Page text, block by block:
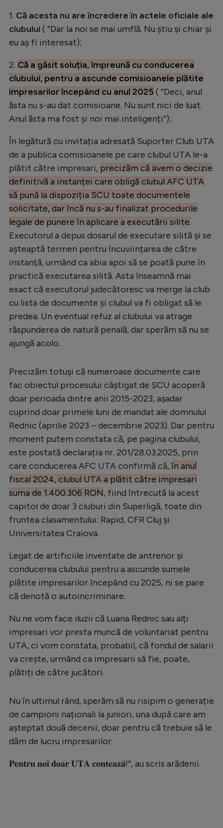
1. Că acesta nu are încredere în actele oficiale ale
clubului ( ”Dar la noi se mai umflă. Nu știu și chiar și
eu aș fi interesat);
2. Că a găsit soluția, împreună cu conducerea
clubului, pentru a ascunde comisioanele plătite
impresarilor începând cu anul 2025 ( ”Deci, anul
ăsta nu s-au dat comisioane. Nu sunt nici de luat.
Anul ăsta ma fost și noi mai inteligenți”);
În legătură cu invitația adresată Suporter Club UTA
de a publica comisioanele pe care clubul UTA le-a
plătit către impresari, precizăm că avem o decizie
definitivă a instanței care obligă clubul AFC UTA
să pună la dispoziția SCU toate documentele
solicitate, dar încă nu s-au finalizat procedurile
legale de punere în aplicare a executării silite.
Executorul a depus dosarul de executare silită și se
așteaptă termen pentru încuviințarea de către
instanță, urmând ca abia apoi să se poată pune în
practică executarea silită. Asta înseamnă mai
exact că executorul judecătoresc va merge la club
cu lista de documente și clubul va fi obligat să le
predea. Un eventual refuz al clubului va atrage
răspunderea de natură penală, dar sperăm să nu se
ajungă acolo.
Precizăm totuși că numeroase documente care
fac obiectul procesului câștigat de SCU acoperă
doar perioada dintre anii 2015-2023, așadar
cuprind doar primele luni de mandat ale domnului
Rednic (aprilie 2023 – decembrie 2023). Dar pentru
moment putem constata că, pe pagina clubului,
este postată declarația nr. 201/28.03.2025, prin
care conducerea AFC UTA confirmă că,în anul
fiscal 2024, clubul UTA a plătit către impresari
suma de 1.400.306 RON, fiind întrecută la acest
capitol de doar 3 cluburi din Superligă, toate din
fruntea clasamentului: Rapid, CFR Cluj și
Universitatea Craiova.
Legat de artificiile inventate de antrenor și
conducerea clubului pentru a ascunde sumele
plătite impresarilor începând cu 2025, ni se pare
că denotă o autoincriminare.
Nu ne vom face iluzii că Luana Rednic sau alți
impresari vor presta muncă de voluntariat pentru
UTA, ci vom constata, probabil, că fondul de salarii
va crește, urmând ca impresarii să fie, poate,
plătiți de către jucători.
Nu în ultimul rând, sperăm să nu risipim o generație
de campioni naționali la juniori, una după care am
așteptat două decenii, doar pentru că trebuie să le
dăm de lucru impresarilor.
𝐏𝐞𝐧𝐭𝐫𝐮 𝐧𝐨𝐢 𝐝𝐨𝐚𝐫 𝐔𝐓𝐀 𝐜𝐨𝐧𝐭𝐞𝐚𝐳𝐚̆!”, au scris arădenii.